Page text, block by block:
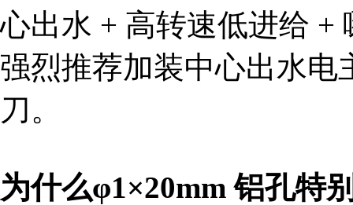
心出水 + 高转速低进给 +
强烈推荐加装中心出水电
刀。
为什么φ1×20mm 铝孔特